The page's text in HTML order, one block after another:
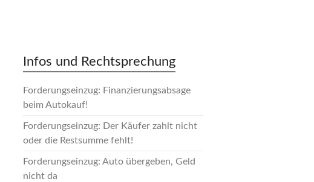
Infos und Rechtsprechung
Forderungseinzug: Finanzierungsabsage
beim Autokauf!
Forderungseinzug: Der Käufer zahlt nicht
oder die Restsumme fehlt!
Forderungseinzug: Auto übergeben, Geld
nicht da